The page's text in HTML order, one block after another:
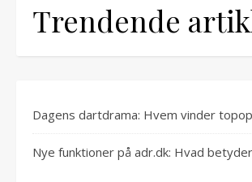
Trendende
Dagens dartdrama: Hvem vinder
Nye funktioner på adr.dk: Hvad